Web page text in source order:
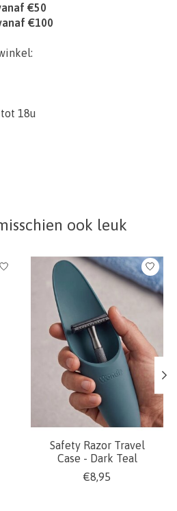
€50
€100
18u
ook leuk
Safety Razor Travel
Case - Dark Teal
€8,95